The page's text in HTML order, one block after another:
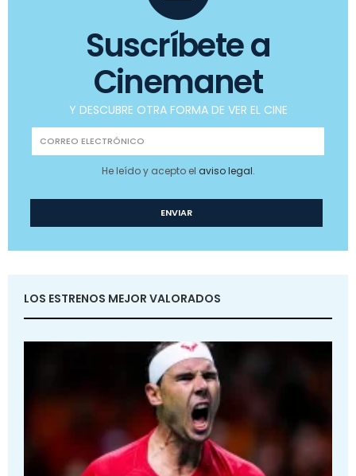
Suscríbete a
Cinemanet
Y DESCUBRE OTRA FORMA DE VER EL CINE
He leído y acepto el aviso legal.
LOS ESTRENOS MEJOR VALORADOS